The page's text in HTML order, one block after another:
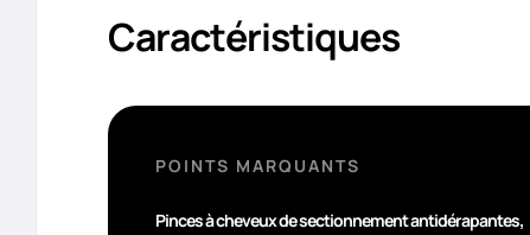
Caractéristiques
POINTS MARQUANTS
Pinces à cheveux de sectionnement antidérapantes,